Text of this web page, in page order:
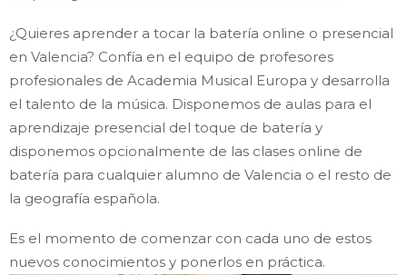
¿Quieres aprender a tocar la batería online o presencial
en Valencia? Confía en el equipo de profesores
profesionales de Academia Musical Europa y desarrolla
el talento de la música. Disponemos de aulas para el
aprendizaje presencial del toque de batería y
disponemos opcionalmente de las clases online de
batería para cualquier alumno de Valencia o el resto de
la geografía española.
Es el momento de comenzar con cada uno de estos
nuevos conocimientos y ponerlos en práctica.